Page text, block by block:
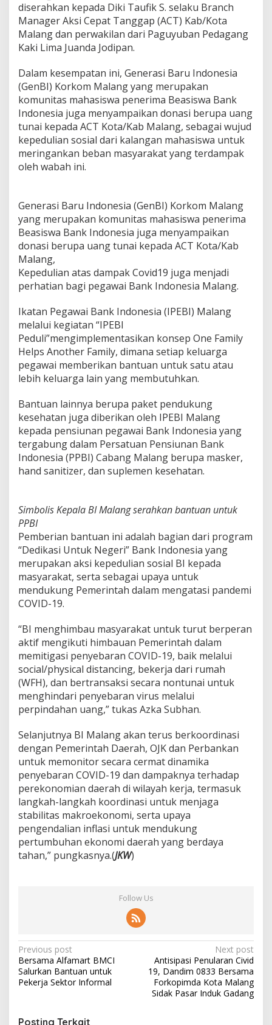
-
1
9
diserahkan kepada Diki Taufik S. selaku Branch
Manager Aksi Cepat Tanggap (ACT) Kab/Kota
Malang dan perwakilan dari Paguyuban Pedagang
Kaki Lima Juanda Jodipan.
Dalam kesempatan ini, Generasi Baru Indonesia
(GenBI) Korkom Malang yang merupakan
komunitas mahasiswa penerima Beasiswa Bank
Indonesia juga menyampaikan donasi berupa uang
tunai kepada ACT Kota/Kab Malang, sebagai wujud
kepedulian sosial dari kalangan mahasiswa untuk
meringankan beban masyarakat yang terdampak
oleh wabah ini.
Generasi Baru Indonesia (GenBI) Korkom Malang
yang merupakan komunitas mahasiswa penerima
Beasiswa Bank Indonesia juga menyampaikan
donasi berupa uang tunai kepada ACT Kota/Kab
Malang,
Kepedulian atas dampak Covid19 juga menjadi
perhatian bagi pegawai Bank Indonesia Malang.
Ikatan Pegawai Bank Indonesia (IPEBI) Malang
melalui kegiatan “IPEBI
Peduli”mengimplementasikan konsep One Family
Helps Another Family, dimana setiap keluarga
pegawai memberikan bantuan untuk satu atau
lebih keluarga lain yang membutuhkan.
Bantuan lainnya berupa paket pendukung
kesehatan juga diberikan oleh IPEBI Malang
kepada pensiunan pegawai Bank Indonesia yang
tergabung dalam Persatuan Pensiunan Bank
Indonesia (PPBI) Cabang Malang berupa masker,
hand sanitizer, dan suplemen kesehatan.
Simbolis Kepala BI Malang serahkan bantuan untuk
PPBI
Pemberian bantuan ini adalah bagian dari program
“Dedikasi Untuk Negeri” Bank Indonesia yang
merupakan aksi kepedulian sosial BI kepada
masyarakat, serta sebagai upaya untuk
mendukung Pemerintah dalam mengatasi pandemi
COVID-19.
“BI menghimbau masyarakat untuk turut berperan
aktif mengikuti himbauan Pemerintah dalam
memitigasi penyebaran COVID-19, baik melalui
social/physical distancing, bekerja dari rumah
(WFH), dan bertransaksi secara nontunai untuk
menghindari penyebaran virus melalui
perpindahan uang,” tukas Azka Subhan.
Selanjutnya BI Malang akan terus berkoordinasi
dengan Pemerintah Daerah, OJK dan Perbankan
untuk memonitor secara cermat dinamika
penyebaran COVID-19 dan dampaknya terhadap
perekonomian daerah di wilayah kerja, termasuk
langkah-langkah koordinasi untuk menjaga
stabilitas makroekonomi, serta upaya
pengendalian inflasi untuk mendukung
pertumbuhan ekonomi daerah yang berdaya
tahan,” pungkasnya.(JKW)
Follow Us
P
o
s
n
Previous post
Bersama Alfamart BMCI
Salurkan Bantuan untuk
Pekerja Sektor Informal
Next post
Antisipasi Penularan Civid
19, Dandim 0833 Bersama
Forkopimda Kota Malang
Sidak Pasar Induk Gadang
Posting Terkait